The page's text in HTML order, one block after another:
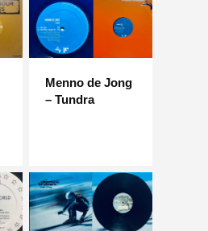
Menno de Jong
– Tundra